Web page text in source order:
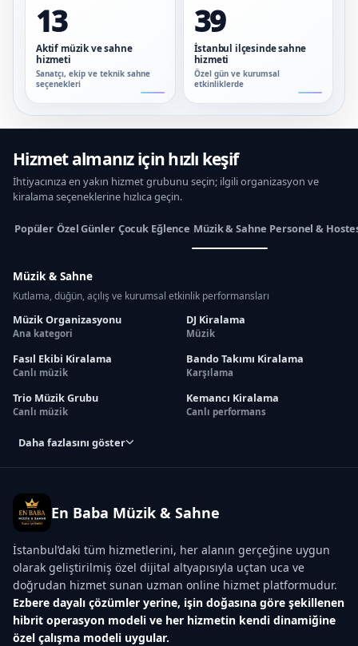
13
Aktif müzik ve sahne
hizmeti
Sanatçı, ekip ve teknik sahne
seçenekleri
39
İstanbul ilçesinde sahne
hizmeti
Özel gün ve kurumsal
etkinliklerde
Hizmet almanız için hızlı keşif
İhtiyacınıza en yakın hizmet grubunu seçin; ilgili organizasyon ve
kiralama seçeneklerine hızlıca geçin.
Popüler Özel Günler Çocuk Eğlence Müzik & Sahne Personel &
Müzik & Sahne
Kutlama, düğün, açılış ve kurumsal etkinlik performansları
Müzik Organizasyonu
Ana kategori
DJ Kiralama
Müzik
Fasıl Ekibi Kiralama
Canlı müzik
Bando Takımı Kiralama
Karşılama
Trio Müzik Grubu
Canlı müzik
Kemancı Kiralama
Canlı performans
Daha fazlasını göster
En Baba Müzik & Sahne
İstanbul’daki tüm hizmetlerini, her alanın gerçeğine uygun
olarak geliştirilmiş özel dijital altyapısıyla uçtan uca ve
doğrudan hizmet sunan uzman online hizmet platformudur.
Ezbere dayalı çözümler yerine, işin doğasına göre şekillenen
hibrit operasyon modeli ve her hizmetin kendi dinamiğine
özel çalışma modeli uygular.